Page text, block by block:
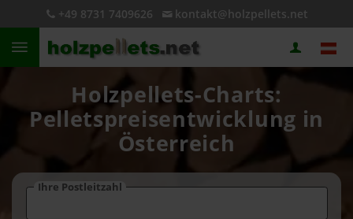
+49 8731 7409626 kontakt@holzpellets.net
Holzpellets-Charts:
Pelletspreisentwicklung in
Österreich
Ihre Postleitzahl